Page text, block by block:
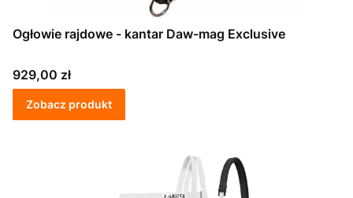
Ogłowie rajdowe - kantar Daw-mag Exclusive
Cena
929,00 zł
Zobacz produkt